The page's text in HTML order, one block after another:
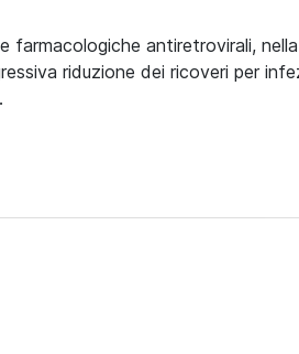
farmacologiche antiretrovirali, nella
riduzione dei ricoveri per